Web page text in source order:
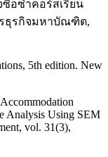
อซ้ำคอร์สเรียน
ธุรกิจมหาบัณฑิต,
5th edition. New
Analysis Using SEM
vol. 31(3),